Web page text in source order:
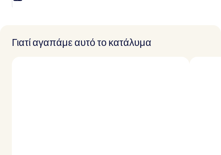
Γιατί αγαπάμε αυτό το κατάλυμα